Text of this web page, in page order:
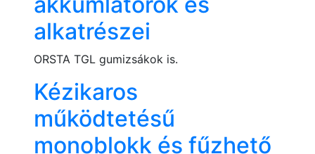
alkatrészei
ORSTA TGL gumizsákok is.
Kézikaros
működtetésű
monoblokk és fűzhető